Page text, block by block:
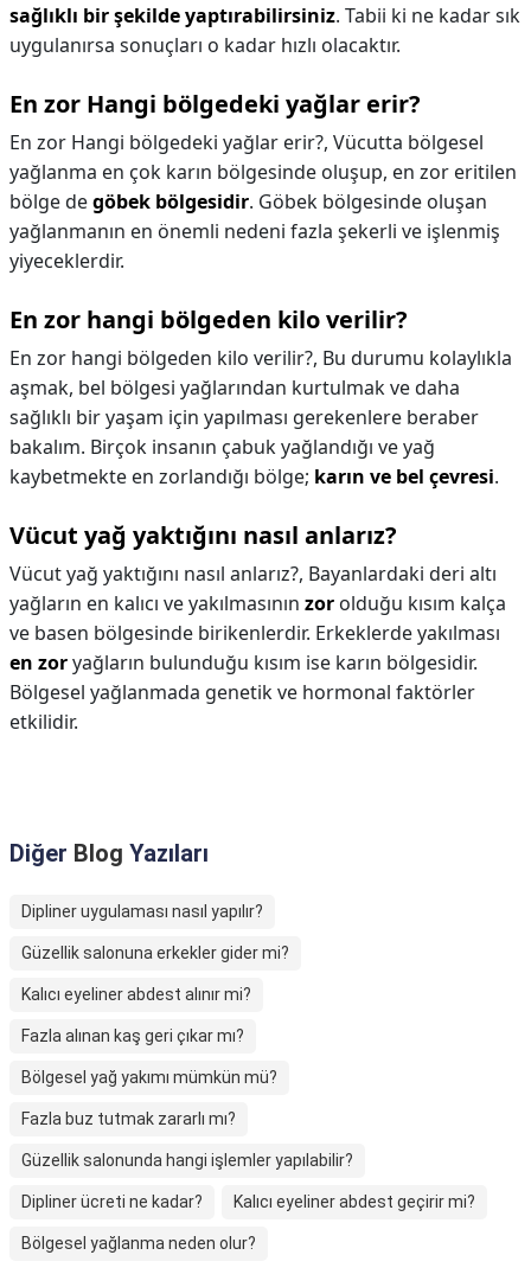
sağlıklı bir şekilde yaptırabilirsiniz. Tabii ki ne kadar sık
uygulanırsa sonuçları o kadar hızlı olacaktır.
En zor Hangi bölgedeki yağlar erir?
En zor Hangi bölgedeki yağlar erir?, Vücutta bölgesel
yağlanma en çok karın bölgesinde oluşup, en zor eritilen
bölge degöbek bölgesidir. Göbek bölgesinde oluşan
yağlanmanın en önemli nedeni fazla şekerli ve işlenmiş
yiyeceklerdir.
En zor hangi bölgeden kilo verilir?
En zor hangi bölgeden kilo verilir?, Bu durumu kolaylıkla
aşmak, bel bölgesi yağlarından kurtulmak ve daha
sağlıklı bir yaşam için yapılması gerekenlere beraber
bakalım. Birçok insanın çabuk yağlandığı ve yağ
kaybetmekte en zorlandığı bölge; karın ve bel çevresi.
Vücut yağ yaktığını nasıl anlarız?
Vücut yağ yaktığını nasıl anlarız?, Bayanlardaki deri altı
yağların en kalıcı ve yakılmasının zor olduğu kısım kalça
ve basen bölgesinde birikenlerdir. Erkeklerde yakılması
en zoryağların bulunduğu kısım ise karın bölgesidir.
Bölgesel yağlanmada genetik ve hormonal faktörler
etkilidir.
Diğer Blog Yazıları
Dipliner uygulaması nasıl yapılır?
Güzellik salonuna erkekler gider mi?
Kalıcı eyeliner abdest alınır mi?
Fazla alınan kaş geri çıkar mı?
Bölgesel yağ yakımı mümkün mü?
Fazla buz tutmak zararlı mı?
Güzellik salonunda hangi işlemler yapılabilir?
Dipliner ücreti ne kadar? Kalıcı eyeliner abdest geçirir mi?
Bölgesel yağlanma neden olur?